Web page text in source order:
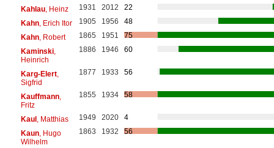
Kahlau, Heinz 1931 2012
22
Kahn, Erich Itor 1905 1956
48
Kahn, Robert 1865 1951
75
Kaminski,
Heinrich
1886 1946 60
Karg-Elert,
Sigfrid
1877 1933 56
Kauffmann,
Fritz
1855 1934 58
Kaul, Matthias 1949 2020
4
Kaun, Hugo
Wilhelm
1863 1932 56